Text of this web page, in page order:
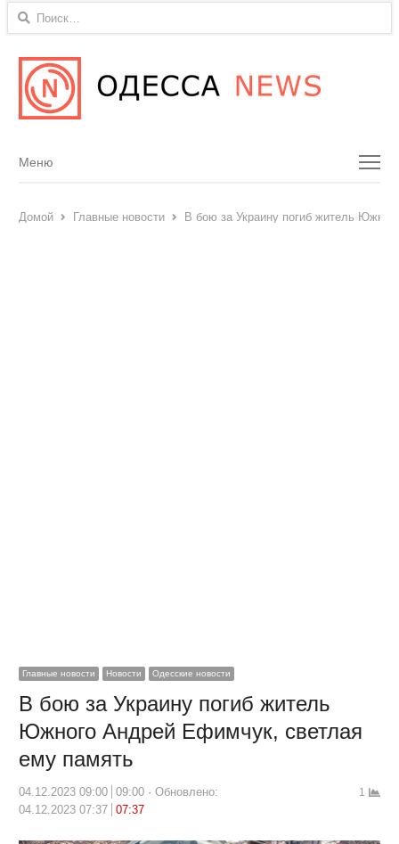
Найти:
Menu
Меню
Домой Главные новости В бою за Украину погиб житель
Главные новости Новости Одесские новости
В бою за Украину погиб житель
Южного Андрей Ефимчук, светлая
ему память
04.12.2023 09:00 09:00
Обновлено:
04.12.2023 07:37
07:37
1